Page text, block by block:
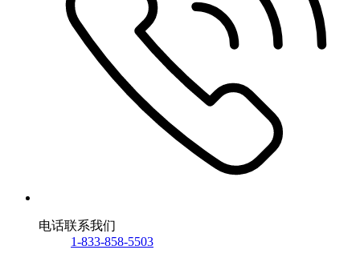
电话联系我们
1-833-858-5503